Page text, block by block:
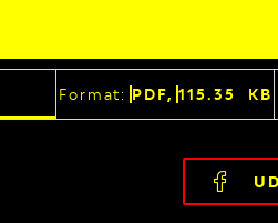
Format: PDF, 115.35 KB